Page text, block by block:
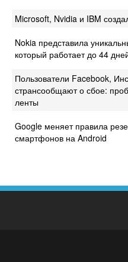
Microsoft, Nvidia и IBM
Nokia представила
который работает до 44
Пользователи Facebook,
странсообщают о сбое:
ленты
Google меняет правила
смартфонов на Android